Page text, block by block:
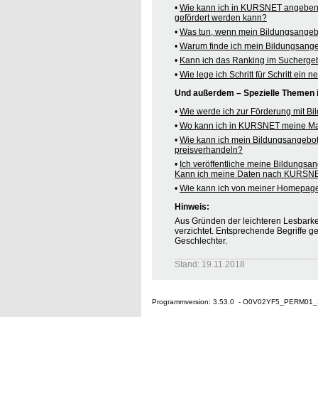
• Wie kann ich in KURSNET
gefördert werden kann?
• Was tun, wenn mein
• Warum finde ich mein
• Kann ich das Ranking im
• Wie lege ich Schritt für Schritt ein
Und außerdem – Spezielle Themen
• Wie werde ich zur Förderung mit
• Wo kann ich in KURSNET meine
• Wie kann ich mein
preisverhandeln?
• Ich veröffentliche meine
Kann ich meine Daten nach
• Wie kann ich von meiner
Hinweis:
Aus Gründen der leichteren
verzichtet. Entsprechende Begriffe
Geschlechter.
Stand: 19.11.2018
Programmversion: 3.53.0 -